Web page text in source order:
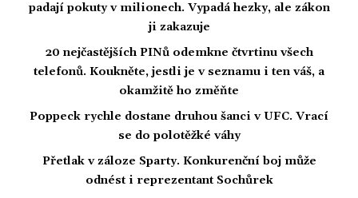
padají pokuty v milionech. Vypadá hezky, ale zákon
ji zakazuje
20 nejčastějších PINů odemkne čtvrtinu všech
telefonů. Koukněte, jestli je v seznamu i ten váš, a
okamžitě ho změňte
Poppeck rychle dostane druhou šanci v UFC. Vrací
se do polotěžké váhy
Přetlak v záloze Sparty. Konkurenční boj může
odnést i reprezentant Sochůrek